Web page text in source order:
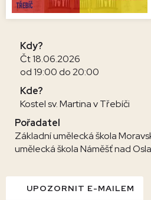
Kdy?
Čt 18.06.2026
od 19:00 do 20:00
Kde?
Kostel sv. Martina v Třebíči
Pořadatel
Základní umělecká škola
umělecká škola Náměšť nad
UPOZORNIT E-MAILEM